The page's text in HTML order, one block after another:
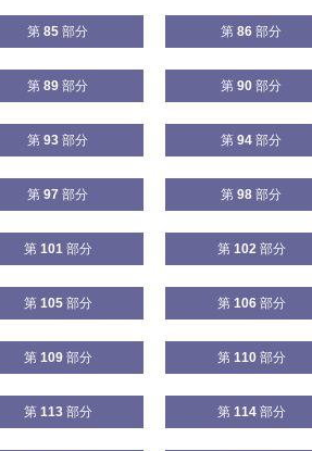
第 85 部分 第 86 部分
第 89 部分 第 90 部分
第 93 部分 第 94 部分
第 97 部分 第 98 部分
第 101部分 第 102部分
第 105部分 第 106部分
第 109部分 第 110部分
第 113部分 第 114部分